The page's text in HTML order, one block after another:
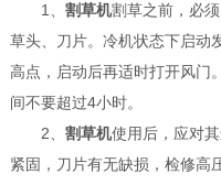
1、 割草机割草之前，必
草头、刀片。冷机状态下启动
高点，启动后再适时打开风门
间不要超过4小时。
2、 割草机使用后，应对
紧固，刀片有无缺损，检修高